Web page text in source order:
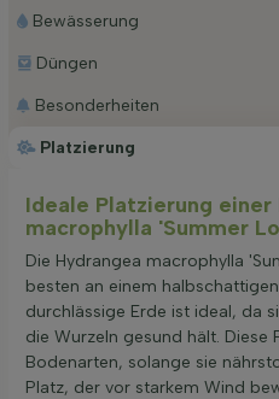
Platzierung
Bewässerung
Düngen
Besonderheiten
Ideale Platzierung einer
macrophylla 'Summer
Die Hydrangea macrophylla
besten an einem
durchlässige Erde ist ideal, da
die Wurzeln gesund hält. Diese
Bodenarten, solange sie
Platz, der vor starkem Wind